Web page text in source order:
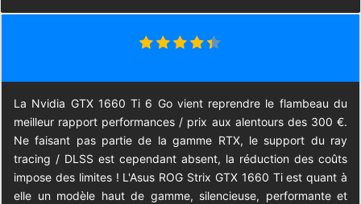
La Nvidia GTX 1660 Ti 6 Go vient reprendre le flambeau du
meilleur rapport performances / prix aux alentours des 300 €.
Ne faisant pas partie de la gamme RTX, le support du ray
tracing / DLSS est cependant absent, la réduction des coûts
impose des limites ! L'Asus ROG Strix GTX 1660 Ti est quant à
elle un modèle haut de gamme, silencieuse, performante et